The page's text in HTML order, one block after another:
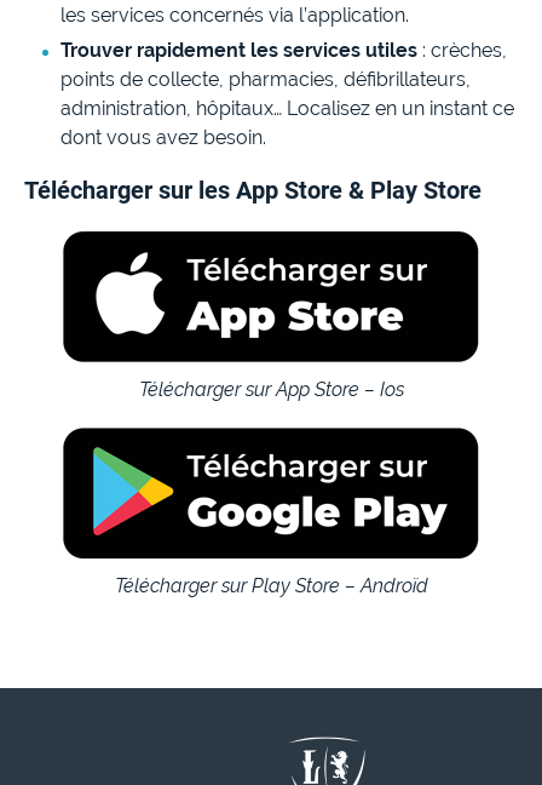
les services concernés via l’application.
Trouver rapidement les services utiles : crèches,
points de collecte, pharmacies, défibrillateurs,
administration, hôpitaux… Localisez en un instant ce
dont vous avez besoin.
Télécharger sur les App Store & Play Store
Télécharger sur App Store – Ios
Télécharger sur Play Store – Androïd